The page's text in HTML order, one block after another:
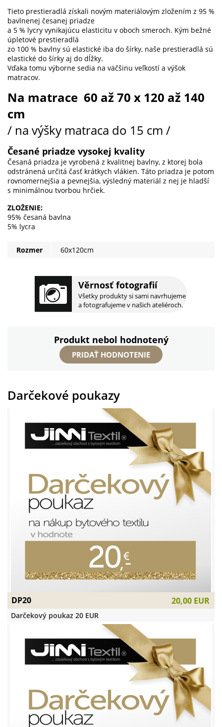
Věrnosť fotografií
Všetky produkty si sami navrhujeme
a fotografujeme v našich ateliéroch.
Tieto prestieradlá získali novým materiálovým zložením z 95 %
bavlnenej česanej priadze
a 5 % lycry vynikajúcu elasticitu v oboch smeroch. Kým bežné
úpletové prestieradlá
zo 100 % bavlny sú elastické iba do šírky, naše prestieradlá sú
elastické do šírky aj do dĺžky.
Vďaka tomu výborne sedia na väčšinu veľkostí a výšok
matracov.
Na matrace 60 až 70 x 120 až 140
cm
/ na výšky matraca do 15 cm /
Česané priadze vysokej kvality
Česaná priadza je vyrobená z kvalitnej bavlny, z ktorej bola
odstránená určitá časť krátkych vlákien. Táto priadza je potom
rovnomernejšia a pevnejšia, výsledný materiál z nej je hladší
s minimálnou tvorbou hrčiek.
ZLOŽENIE:
95% česaná bavlna
5% lycra
Rozmer 60x120cm
Produkt nebol hodnotený
PRIDAŤ HODNOTENIE
DP20 20,00 EUR
Darčekový poukaz 20 EUR
Darčekové poukazy